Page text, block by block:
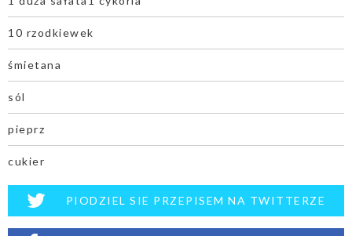
10 rzodkiewek
śmietana
sól
pieprz
cukier
PIODZIEL SIE PRZEPISEM NA TWITTERZE